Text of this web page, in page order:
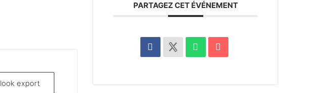
export
PARTAGEZ CET ÉVÉNEMENT